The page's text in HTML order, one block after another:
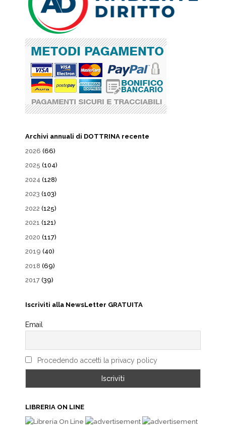
Archivi annuali di DOTTRINA recente
2026 (66)
2025 (104)
2024 (128)
2023 (103)
2022 (125)
2021 (121)
2020 (117)
2019 (40)
2018 (69)
2017 (39)
Iscriviti alla NewsLetter GRATUITA
Email
Procedendo accetti la privacy policy
LIBRERIA ON LINE